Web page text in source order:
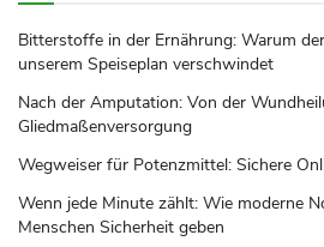
Bitterstoffe in der Ernährung: Warum
unserem Speiseplan verschwindet
Nach der Amputation: Von der
Gliedmaßenversorgung
Wegweiser für Potenzmittel: Sichere
Wenn jede Minute zählt: Wie moderne
Menschen Sicherheit geben